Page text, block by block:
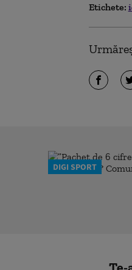
Etichete:
DIGI SPORT